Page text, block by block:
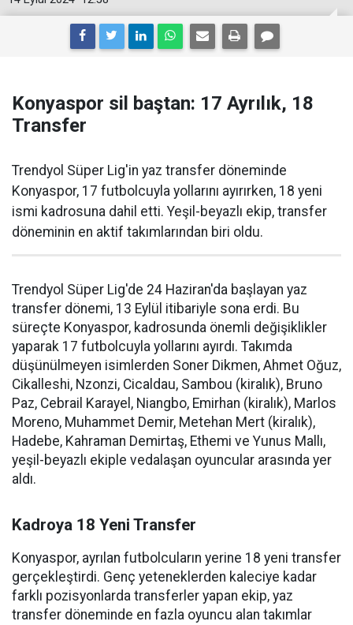
Konyaspor sil baştan: 17 Ayrılık, 18
Transfer
Trendyol Süper Lig'in yaz transfer döneminde
Konyaspor, 17 futbolcuyla yollarını ayırırken, 18 yeni
ismi kadrosuna dahil etti. Yeşil-beyazlı ekip, transfer
döneminin en aktif takımlarından biri oldu.
Trendyol Süper Lig'de 24 Haziran'da başlayan yaz
transfer dönemi, 13 Eylül itibariyle sona erdi. Bu
süreçte Konyaspor, kadrosunda önemli değişiklikler
yaparak 17 futbolcuyla yollarını ayırdı. Takımda
düşünülmeyen isimlerden Soner Dikmen, Ahmet Oğuz,
Cikalleshi, Nzonzi, Cicaldau, Sambou (kiralık), Bruno
Paz, Cebrail Karayel, Niangbo, Emirhan (kiralık), Marlos
Moreno, Muhammet Demir, Metehan Mert (kiralık),
Hadebe, Kahraman Demirtaş, Ethemi ve Yunus Mallı,
yeşil-beyazlı ekiple vedalaşan oyuncular arasında yer
aldı.
Kadroya 18 Yeni Transfer
Konyaspor, ayrılan futbolcuların yerine 18 yeni transfer
gerçekleştirdi. Genç yeteneklerden kaleciye kadar
farklı pozisyonlarda transferler yapan ekip, yaz
transfer döneminde en fazla oyuncu alan takımlar